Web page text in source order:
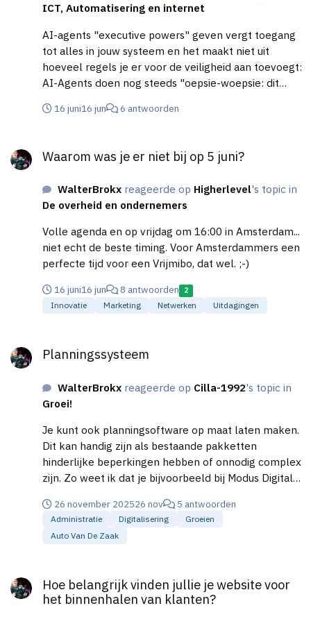
ICT, Automatisering en internet
AI-agents "executive powers" geven vergt toegang
tot alles in jouw systeem en het maakt niet uit
hoeveel regels je er voor de veiligheid aan toevoegt:
AI-Agents doen nog steeds "oepsie-woepsie: dit
ook wel eens fouten, maar bij AI zijn het ook gelijk
klantenbestand online zetten, etc. Je laat een
nuchter is ook niet zonder toezicht een
zaagmachine bedienen. Output van genAI vraagt
altijd om controle op inhoud door een expert. Dan
kun je AI blijkbaar ook niet vertrouwen met het zelf
'knoppen indrukken'. Daarnaast zijn AI-Agents ook
een cyberrisico, omdat ze door kwaardaardige bots
gemanipuleerd kunnen worden om nieuwe
instructies te accepteren. (Een beetje vergelijkbaar
mening.
16 juni16 jun 6 antwoorden
Waarom was je er niet bij op 5 juni?
WalterBrokx reageerde op Higherlevel's topic in
De overheid en ondernemers
Volle agenda en op vrijdag om 16:00 in Amsterdam...
niet echt de beste timing. Voor Amsterdammers een
perfecte tijd voor een Vrijmibo, dat wel. ;-)
16 juni16 jun 8 antwoorden 2
Innovatie Marketing Netwerken Uitdagingen
Planningssysteem
WalterBrokx reageerde op Cilla-1992's topic in
Groei!
Je kunt ook planningsoftware op maat laten maken.
Dit kan handig zijn als bestaande pakketten
hinderlijke beperkingen hebben of onnodig complex
zijn. Zo weet ik dat je bijvoorbeeld bij Modus Digital
gaan en dat ze dan al direct een soort prototype
kunnen laten zien.
26 november 202526 nov 5 antwoorden
Administratie Digitalisering
Groeien
Auto Van De Zaak
Hoe belangrijk vinden jullie je website voor
het binnenhalen van klanten?